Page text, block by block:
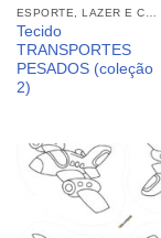
Tecido
TRANSPORTES
PESADOS (coleção
2)